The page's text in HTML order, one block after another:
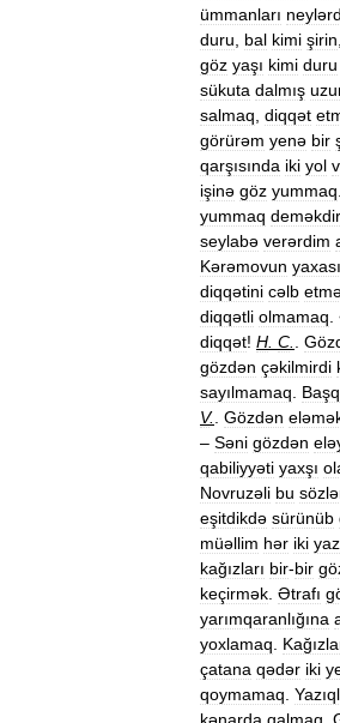
ümmanları
duru
bal kimi şirin
göz yaşı kimi duru
sükuta dalmış
salmaq diqqət
görürəm yenə bir
qarşısında iki yol
işinə göz yummaq
yummaq deməkdir
seylabə verərdim
Kərəmovun yaxası
diqqətini cəlb
diqqətli olmamaq
diqqət! H C
gözdən çəkilmirdi
sayılmamaq
V. Gözdən
– Səni gözdən
qabiliyyəti yaxşı
Novruzəli bu
eşitdikdə sürünüb
müəllim hər iki
kağızları bir-bir
keçirmək Ətrafı
yarımqaranlığına
yoxlamaq
çatana qədər iki
qoymamaq